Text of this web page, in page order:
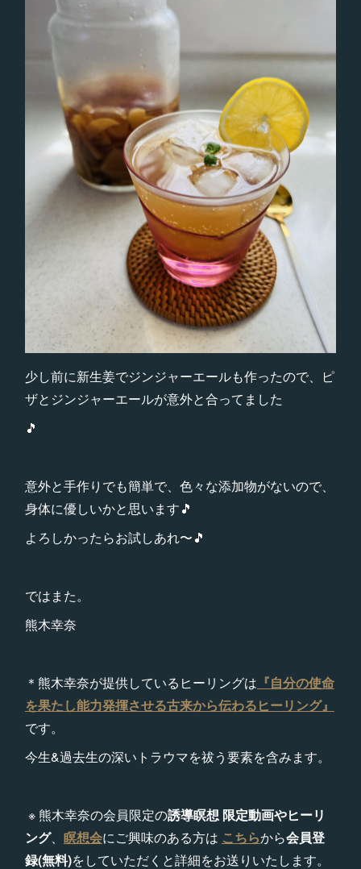
少し前に新生姜でジンジャーエールも作ったので、ピ
ザとジンジャーエールが意外と合ってました
🎵
意外と手作りでも簡単で、色々な添加物がないので、
身体に優しいかと思います🎵
よろしかったらお試しあれ〜🎵
ではまた。
熊木幸奈
＊熊木幸奈が提供しているヒーリングは 『自分の使命
を果たし能力発揮させる古来から伝わるヒーリング』
です。
今生&過去生の深いトラウマを祓う要素を含みます。
※ 熊木幸奈の会員限定の誘導瞑想 限定動画やヒーリ
ング、 瞑想会にご興味のある方は こちらから会員登
録(無料)をしていただくと詳細をお送りいたします。